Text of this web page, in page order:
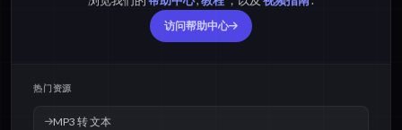
访问帮助中心
热门资源
MP3 转 文本